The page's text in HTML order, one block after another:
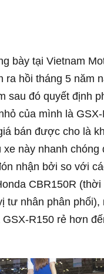
bày tại Vietnam
ra hồi tháng 5 năm
sau đó quyết định
của mình là
bán được cho là
xe này nhanh
nhận bởi so với
CBR150R (thời
tư nhân phân phối),
R150 rẻ hơn